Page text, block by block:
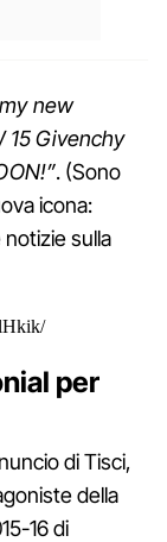
new
15 Givenchy
. (Sono
icona:
sulla
per
di Tisci,
della
16 di